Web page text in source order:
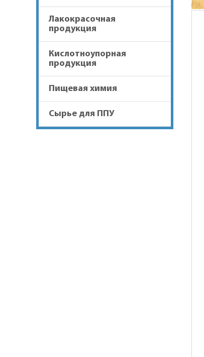
Лакокрасочная
продукция
Кислотноупорная
продукция
Пищевая химия
Сырье для ППУ